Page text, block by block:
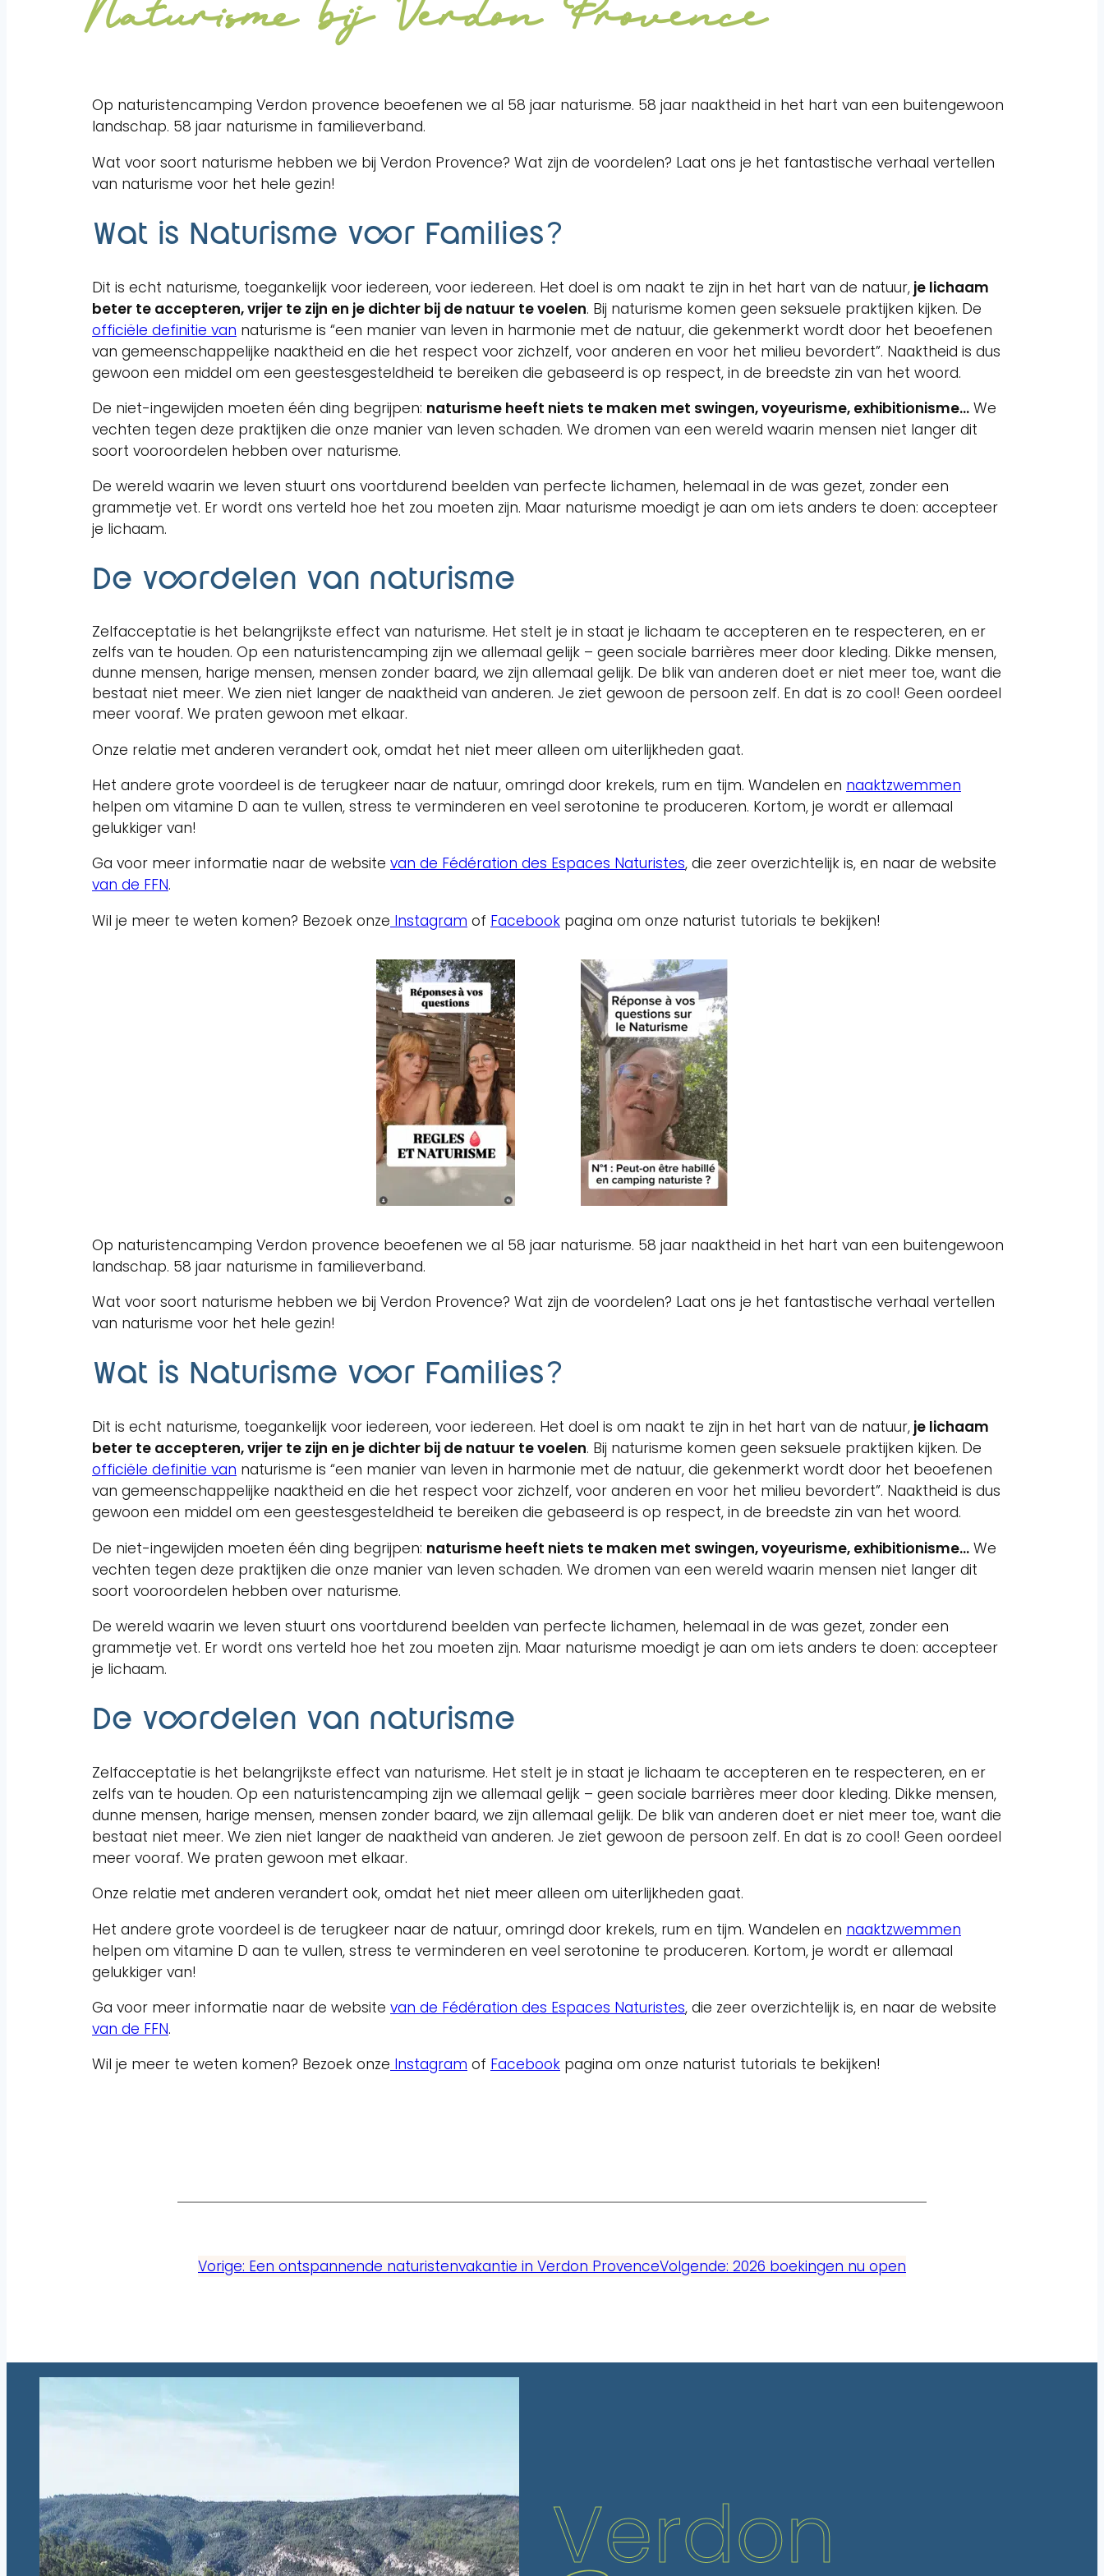
Naturisme bij Verdon Provence
Op naturistencamping Verdon provence beoefenen we al 58 jaar naturisme. 58 jaar naaktheid in het hart van een buitengewoon
landschap. 58 jaar naturisme in familieverband.
Wat voor soort naturisme hebben we bij Verdon Provence? Wat zijn de voordelen? Laat ons je het fantastische verhaal vertellen
van naturisme voor het hele gezin!
Wat is Naturisme voor Families?
Dit is echt naturisme, toegankelijk voor iedereen, voor iedereen. Het doel is om naakt te zijn in het hart van de natuur, je lichaam
beter te accepteren, vrijer te zijn en je dichter bij de natuur te voelen. Bij naturisme komen geen seksuele praktijken kijken. De
officiële definitie van naturisme is “een manier van leven in harmonie met de natuur, die gekenmerkt wordt door het beoefenen
van gemeenschappelijke naaktheid en die het respect voor zichzelf, voor anderen en voor het milieu bevordert”. Naaktheid is dus
gewoon een middel om een geestesgesteldheid te bereiken die gebaseerd is op respect, in de breedste zin van het woord.
De niet-ingewijden moeten één ding begrijpen: naturisme heeft niets te maken met swingen, voyeurisme, exhibitionisme… We
vechten tegen deze praktijken die onze manier van leven schaden. We dromen van een wereld waarin mensen niet langer dit
soort vooroordelen hebben over naturisme.
De wereld waarin we leven stuurt ons voortdurend beelden van perfecte lichamen, helemaal in de was gezet, zonder een
grammetje vet. Er wordt ons verteld hoe het zou moeten zijn. Maar naturisme moedigt je aan om iets anders te doen: accepteer
je lichaam.
De voordelen van naturisme
Zelfacceptatie is het belangrijkste effect van naturisme. Het stelt je in staat je lichaam te accepteren en te respecteren, en er
zelfs van te houden. Op een naturistencamping zijn we allemaal gelijk – geen sociale barrières meer door kleding. Dikke mensen,
dunne mensen, harige mensen, mensen zonder baard, we zijn allemaal gelijk. De blik van anderen doet er niet meer toe, want die
bestaat niet meer. We zien niet langer de naaktheid van anderen. Je ziet gewoon de persoon zelf. En dat is zo cool! Geen oordeel
meer vooraf. We praten gewoon met elkaar.
Onze relatie met anderen verandert ook, omdat het niet meer alleen om uiterlijkheden gaat.
Het andere grote voordeel is de terugkeer naar de natuur, omringd door krekels, rum en tijm. Wandelen en naaktzwemmen
helpen om vitamine D aan te vullen, stress te verminderen en veel serotonine te produceren. Kortom, je wordt er allemaal
gelukkiger van!
Ga voor meer informatie naar de website van de Fédération des Espaces Naturistes, die zeer overzichtelijk is, en naar de website
van de FFN.
Wil je meer te weten komen? Bezoek onze Instagram of Facebook pagina om onze naturist tutorials te bekijken!
Op naturistencamping Verdon provence beoefenen we al 58 jaar naturisme. 58 jaar naaktheid in het hart van een buitengewoon
landschap. 58 jaar naturisme in familieverband.
Wat voor soort naturisme hebben we bij Verdon Provence? Wat zijn de voordelen? Laat ons je het fantastische verhaal vertellen
van naturisme voor het hele gezin!
Wat is Naturisme voor Families?
Dit is echt naturisme, toegankelijk voor iedereen, voor iedereen. Het doel is om naakt te zijn in het hart van de natuur, je lichaam
beter te accepteren, vrijer te zijn en je dichter bij de natuur te voelen. Bij naturisme komen geen seksuele praktijken kijken. De
officiële definitie van naturisme is “een manier van leven in harmonie met de natuur, die gekenmerkt wordt door het beoefenen
van gemeenschappelijke naaktheid en die het respect voor zichzelf, voor anderen en voor het milieu bevordert”. Naaktheid is dus
gewoon een middel om een geestesgesteldheid te bereiken die gebaseerd is op respect, in de breedste zin van het woord.
De niet-ingewijden moeten één ding begrijpen: naturisme heeft niets te maken met swingen, voyeurisme, exhibitionisme… We
vechten tegen deze praktijken die onze manier van leven schaden. We dromen van een wereld waarin mensen niet langer dit
soort vooroordelen hebben over naturisme.
De wereld waarin we leven stuurt ons voortdurend beelden van perfecte lichamen, helemaal in de was gezet, zonder een
grammetje vet. Er wordt ons verteld hoe het zou moeten zijn. Maar naturisme moedigt je aan om iets anders te doen: accepteer
je lichaam.
De voordelen van naturisme
Zelfacceptatie is het belangrijkste effect van naturisme. Het stelt je in staat je lichaam te accepteren en te respecteren, en er
zelfs van te houden. Op een naturistencamping zijn we allemaal gelijk – geen sociale barrières meer door kleding. Dikke mensen,
dunne mensen, harige mensen, mensen zonder baard, we zijn allemaal gelijk. De blik van anderen doet er niet meer toe, want die
bestaat niet meer. We zien niet langer de naaktheid van anderen. Je ziet gewoon de persoon zelf. En dat is zo cool! Geen oordeel
meer vooraf. We praten gewoon met elkaar.
Onze relatie met anderen verandert ook, omdat het niet meer alleen om uiterlijkheden gaat.
Het andere grote voordeel is de terugkeer naar de natuur, omringd door krekels, rum en tijm. Wandelen en naaktzwemmen
helpen om vitamine D aan te vullen, stress te verminderen en veel serotonine te produceren. Kortom, je wordt er allemaal
gelukkiger van!
Ga voor meer informatie naar de website van de Fédération des Espaces Naturistes, die zeer overzichtelijk is, en naar de website
van de FFN.
Wil je meer te weten komen? Bezoek onze Instagram of Facebook pagina om onze naturist tutorials te bekijken!
Vorige: Een ontspannende naturistenvakantie in Verdon ProvenceVolgende: 2026 boekingen nu open
Verdon